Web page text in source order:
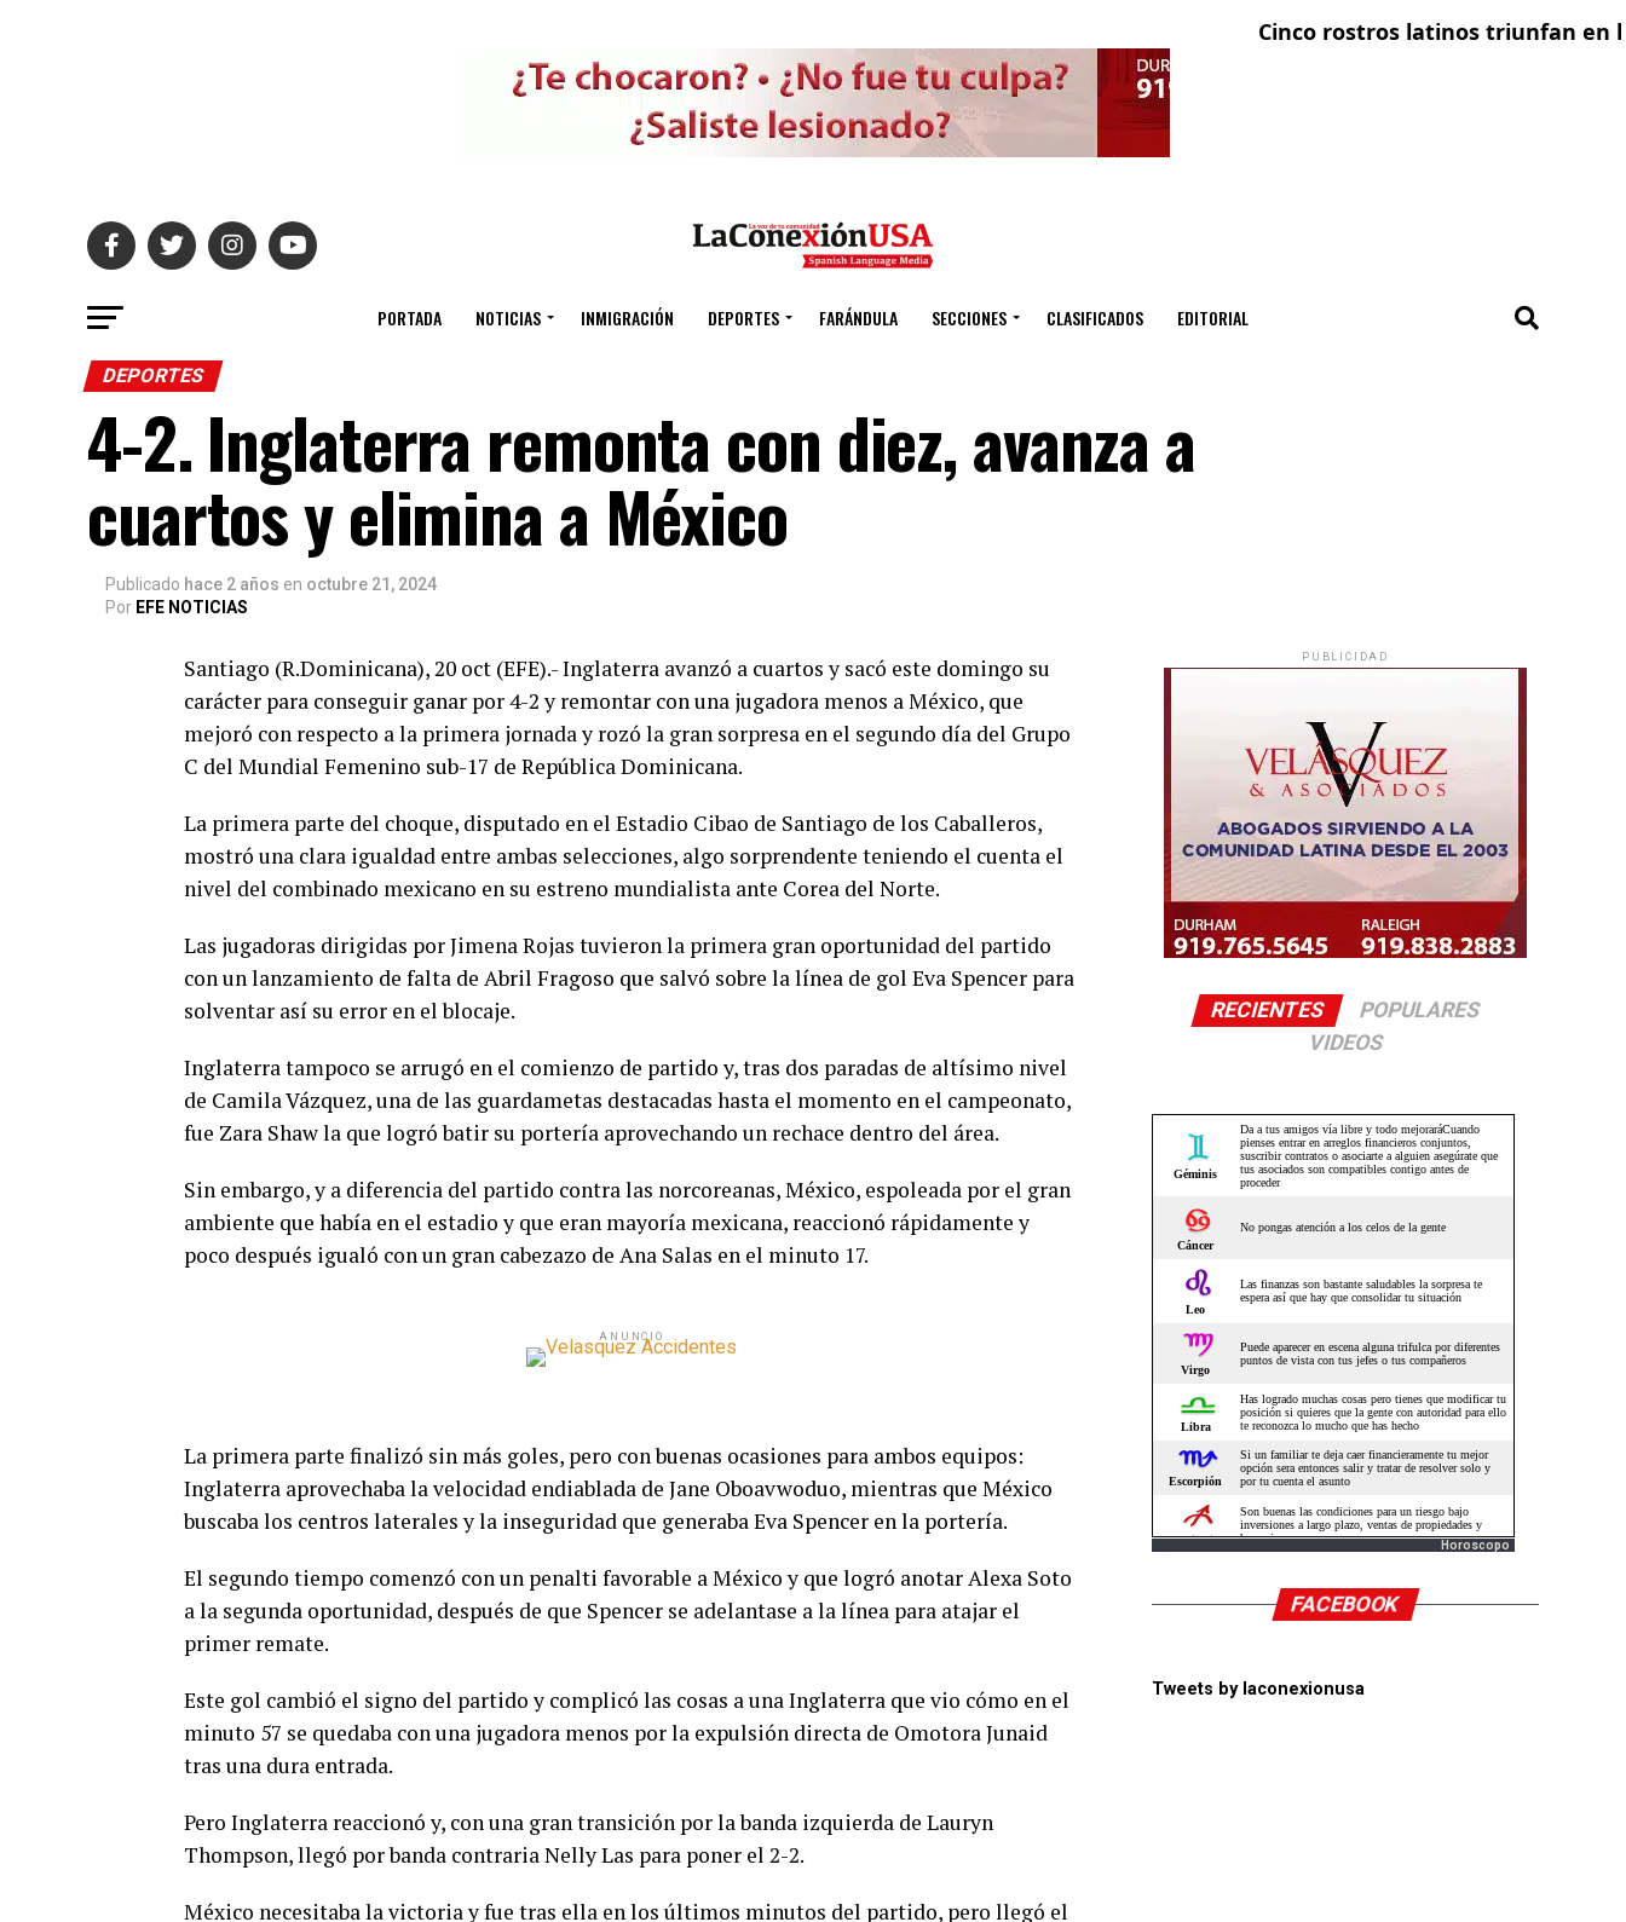
Cinco rostros latinos triunfan en laEl
PORTADA NOTICIAS INMIGRACIÓN DEPORTES FARÁNDULA SECCIONES CLASIFICADOS EDITORIAL
DEPORTES
4-2. Inglaterra remonta con diez, avanza a
cuartos y elimina a México
Publicado hace 2 años en octubre 21, 2024
Por EFE NOTICIAS
Santiago (R.Dominicana), 20 oct (EFE).- Inglaterra avanzó a cuartos y sacó este domingo su
carácter para conseguir ganar por 4-2 y remontar con una jugadora menos a México, que
mejoró con respecto a la primera jornada y rozó la gran sorpresa en el segundo día del Grupo
C del Mundial Femenino sub-17 de República Dominicana.
La primera parte del choque, disputado en el Estadio Cibao de Santiago de los Caballeros,
mostró una clara igualdad entre ambas selecciones, algo sorprendente teniendo el cuenta el
nivel del combinado mexicano en su estreno mundialista ante Corea del Norte.
Las jugadoras dirigidas por Jimena Rojas tuvieron la primera gran oportunidad del partido
con un lanzamiento de falta de Abril Fragoso que salvó sobre la línea de gol Eva Spencer para
solventar así su error en el blocaje.
Inglaterra tampoco se arrugó en el comienzo de partido y, tras dos paradas de altísimo nivel
de Camila Vázquez, una de las guardametas destacadas hasta el momento en el campeonato,
fue Zara Shaw la que logró batir su portería aprovechando un rechace dentro del área.
Sin embargo, y a diferencia del partido contra las norcoreanas, México, espoleada por el gran
ambiente que había en el estadio y que eran mayoría mexicana, reaccionó rápidamente y
poco después igualó con un gran cabezazo de Ana Salas en el minuto 17.
ANUNCIO
La primera parte finalizó sin más goles, pero con buenas ocasiones para ambos equipos:
Inglaterra aprovechaba la velocidad endiablada de Jane Oboavwoduo, mientras que México
buscaba los centros laterales y la inseguridad que generaba Eva Spencer en la portería.
El segundo tiempo comenzó con un penalti favorable a México y que logró anotar Alexa Soto
a la segunda oportunidad, después de que Spencer se adelantase a la línea para atajar el
primer remate.
Este gol cambió el signo del partido y complicó las cosas a una Inglaterra que vio cómo en el
minuto 57 se quedaba con una jugadora menos por la expulsión directa de Omotora Junaid
tras una dura entrada.
Pero Inglaterra reaccionó y, con una gran transición por la banda izquierda de Lauryn
Thompson, llegó por banda contraria Nelly Las para poner el 2-2.
México necesitaba la victoria y fue tras ella en los últimos minutos del partido, pero llegó el
PUBLICIDAD
RECIENTES
POPULARES
VIDEOS
Horoscopo
FACEBOOK
Tweets by laconexionusa